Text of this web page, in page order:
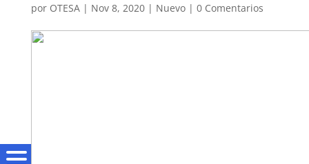
por OTESA| Nov 8, 2020| Nuevo| 0 Comentarios